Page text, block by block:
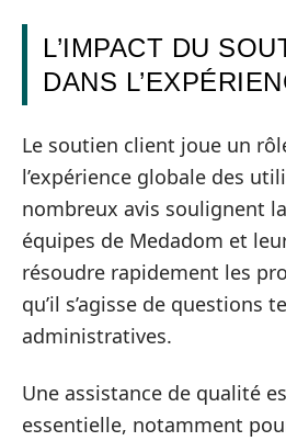
L’IMPACT DU
DANS
Le soutien client joue un
l’expérience globale des
nombreux avis soulignent
équipes de Medadom et
résoudre rapidement les
qu’il s’agisse de questions
administratives.
Une assistance de qualité
essentielle, notamment